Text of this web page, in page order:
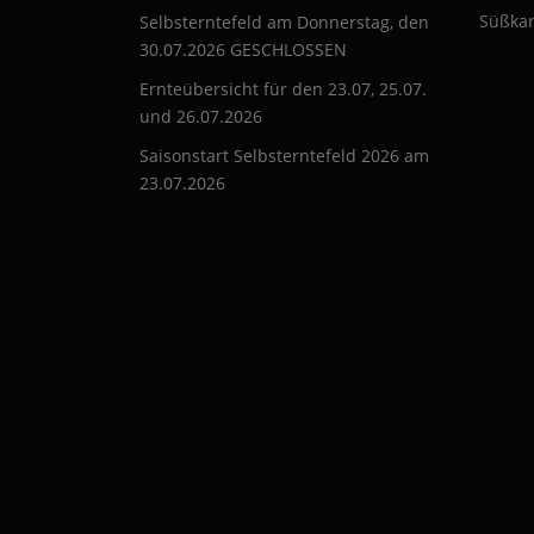
i
o
n
Selbsterntefeld am Donnerstag, den
30.07.2026 GESCHLOSSEN
Ernteübersicht für den 23.07, 25.07.
und 26.07.2026
Saisonstart Selbsterntefeld 2026 am
23.07.2026